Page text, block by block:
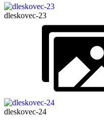
dleskovec-23
dleskovec-24